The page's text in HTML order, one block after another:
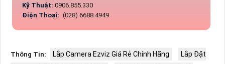
Kỹ Thuật: 0906.855.330
Điện Thoại: (028) 6688.4949
Thông Tin: Lắp Camera Ezviz Giá Rẻ Chính Hãng
Lắp Đặt